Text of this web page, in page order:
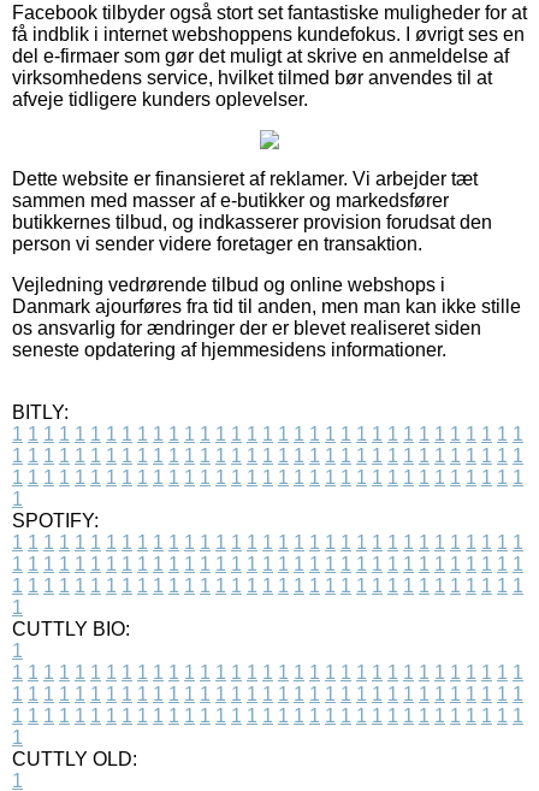
Facebook tilbyder også stort set fantastiske muligheder for at
få indblik i internet webshoppens kundefokus. I øvrigt ses en
del e-firmaer som gør det muligt at skrive en anmeldelse af
virksomhedens service, hvilket tilmed bør anvendes til at
afveje tidligere kunders oplevelser.
Dette website er finansieret af reklamer. Vi arbejder tæt
sammen med masser af e-butikker og markedsfører
butikkernes tilbud, og indkasserer provision forudsat den
person vi sender videre foretager en transaktion.
Vejledning vedrørende tilbud og online webshops i
Danmark ajourføres fra tid til anden, men man kan ikke stille
os ansvarlig for ændringer der er blevet realiseret siden
seneste opdatering af hjemmesidens informationer.
BITLY:
1 1 1 1 1 1 1 1 1 1 1 1 1 1 1 1 1 1 1 1 1 1 1 1 1 1 1 1 1 1 1 1 1
1 1 1 1 1 1 1 1 1 1 1 1 1 1 1 1 1 1 1 1 1 1 1 1 1 1 1 1 1 1 1 1 1
1 1 1 1 1 1 1 1 1 1 1 1 1 1 1 1 1 1 1 1 1 1 1 1 1 1 1 1 1 1 1 1 1
1
SPOTIFY:
1 1 1 1 1 1 1 1 1 1 1 1 1 1 1 1 1 1 1 1 1 1 1 1 1 1 1 1 1 1 1 1 1
1 1 1 1 1 1 1 1 1 1 1 1 1 1 1 1 1 1 1 1 1 1 1 1 1 1 1 1 1 1 1 1 1
1 1 1 1 1 1 1 1 1 1 1 1 1 1 1 1 1 1 1 1 1 1 1 1 1 1 1 1 1 1 1 1 1
1
CUTTLY BIO:
1
1 1 1 1 1 1 1 1 1 1 1 1 1 1 1 1 1 1 1 1 1 1 1 1 1 1 1 1 1 1 1 1 1
1 1 1 1 1 1 1 1 1 1 1 1 1 1 1 1 1 1 1 1 1 1 1 1 1 1 1 1 1 1 1 1 1
1 1 1 1 1 1 1 1 1 1 1 1 1 1 1 1 1 1 1 1 1 1 1 1 1 1 1 1 1 1 1 1 1
1
CUTTLY OLD:
1